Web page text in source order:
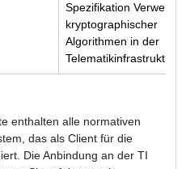
Spezifikation
kryptographischer
Algorithmen in der
Telematikinfrastruktur
enthalten alle normativen
das als Client für die
Die Anbindung an der TI